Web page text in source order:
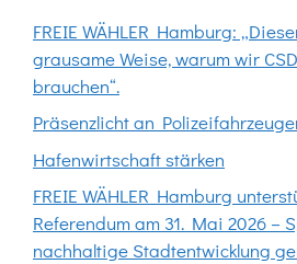
FREIE WÄHLER Hamburg:
grausame Weise, warum wir
brauchen“.
Präsenzlicht an
Hafenwirtschaft stärken
FREIE WÄHLER Hamburg
Referendum am 31. Mai 2026 –
nachhaltige Stadtentwicklung